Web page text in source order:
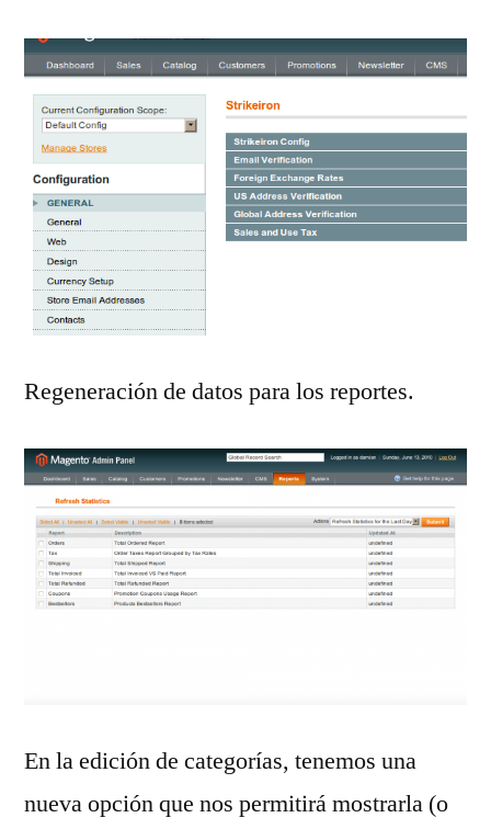
Regeneración de datos para los reportes.
En la edición de categorías, tenemos una
nueva opción que nos permitirá mostrarla (o